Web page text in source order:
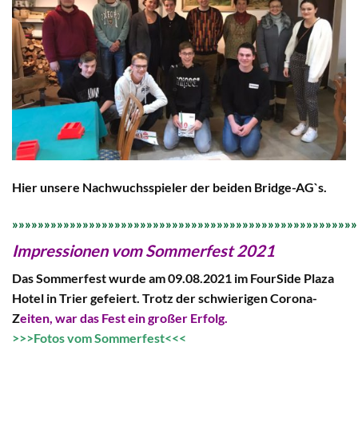
Hier unsere Nachwuchsspieler der beiden Bridge-AG`s.
Impressionen vom Sommerfest 2021
Das Sommerfest wurde am 09.08.2021 im FourSide Plaza
Hotel in Trier gefeiert. Trotz der schwierigen Corona-
Zeiten, war das Fest ein großer Erfolg.
>>>Fotos vom Sommerfest<<<